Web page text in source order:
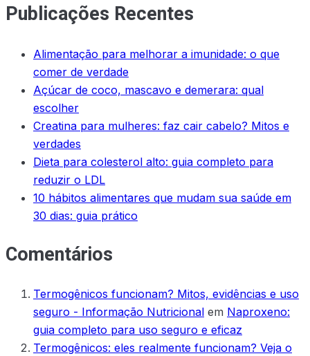
Publicações Recentes
Alimentação para melhorar a imunidade: o que
comer de verdade
Açúcar de coco, mascavo e demerara: qual
escolher
Creatina para mulheres: faz cair cabelo? Mitos e
verdades
Dieta para colesterol alto: guia completo para
reduzir o LDL
10 hábitos alimentares que mudam sua saúde em
30 dias: guia prático
Comentários
Termogênicos funcionam? Mitos, evidências e uso
seguro - Informação Nutricional em Naproxeno:
guia completo para uso seguro e eficaz
Termogênicos: eles realmente funcionam? Veja o